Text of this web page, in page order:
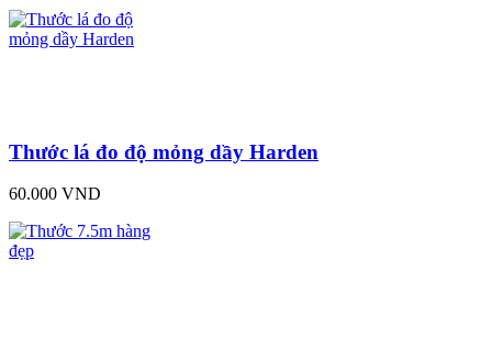
Thước lá đo độ mỏng dầy Harden
60.000 VND